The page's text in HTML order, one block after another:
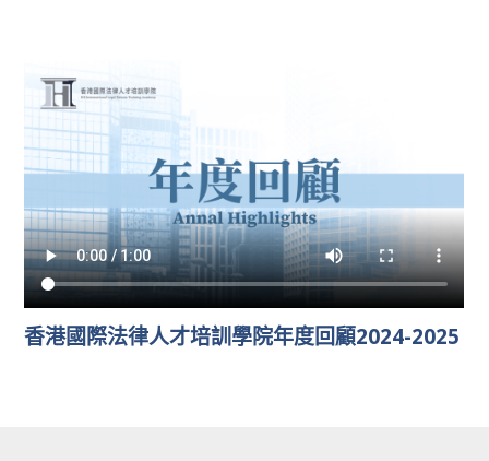
香港國際法律人才培訓學院年度回顧2024-2025